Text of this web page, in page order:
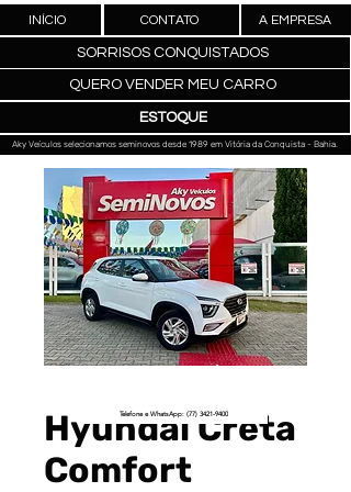
INÍCIO CONTATO A EMPRESA
SORRISOS CONQUISTADOS
QUERO VENDER MEU CARRO
ESTOQUE
Aky Veículos selecionamos seminovos desde 1989 em Vitória da Conquista - Bahia.
Hyundai Creta
Comfort
Telefone e WhatsApp: (77) 3421-9400